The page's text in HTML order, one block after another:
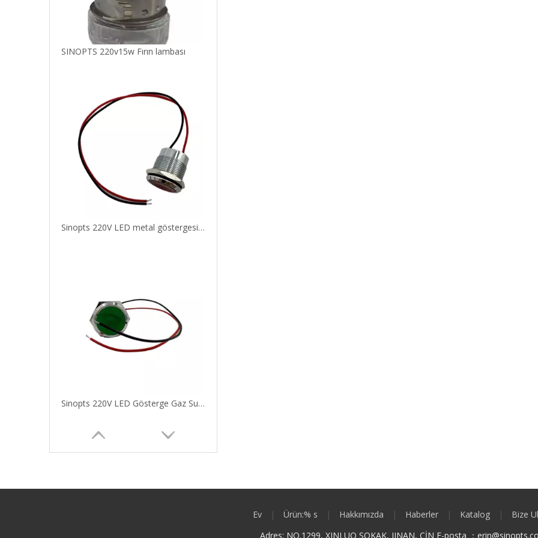
SINOPTS 220v15w Fırın lambası
Sinopts 220V LED metal göstergesi ışık sinyali ev alet parçaları
Sinopts 220V LED Gösterge Gaz Su Isıtıcıları için Işık Su Geçirmez LED
Ev | Ürün:% s | Hakkımızda | Haberler | Katalog |
Bize
Adres: NO.1299, XINLUO SOKAK, JINAN, ÇİN E-posta ： e